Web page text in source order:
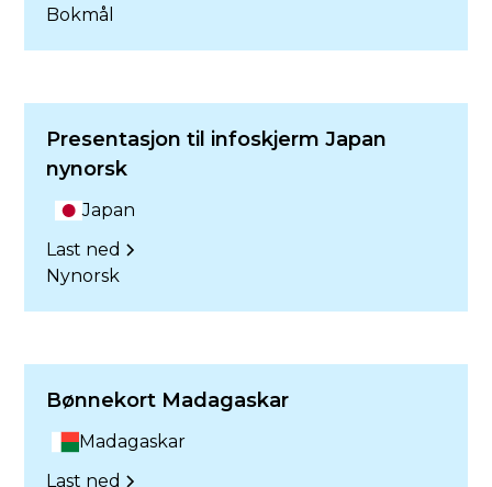
Bokmål
Presentasjon til infoskjerm Japan
nynorsk
Japan
Last ned
Nynorsk
Bønnekort Madagaskar
Madagaskar
Last ned